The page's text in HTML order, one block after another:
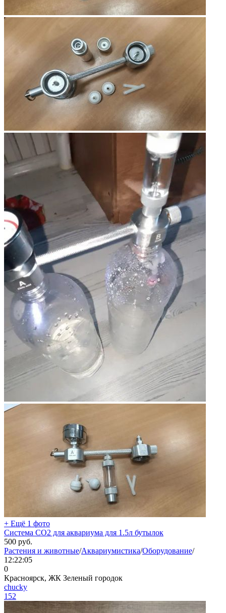
+ Ещё 1 фото
Система СО2 для аквариума для 1.5л бутылок
500 руб.
Растения и животные/Аквариумистика/Оборудование/
12:22:05
0
Красноярск, ЖК Зеленый городок
chucky
152